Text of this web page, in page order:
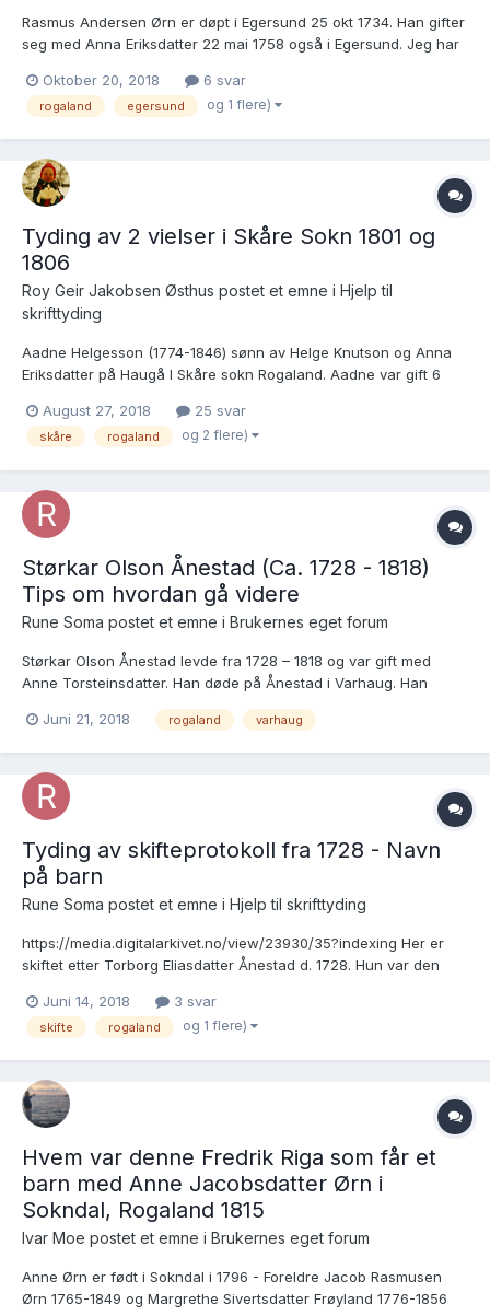
Rasmus Andersen Ørn er døpt i Egersund 25 okt 1734. Han gifter
seg med Anna Eriksdatter 22 mai 1758 også i Egersund. Jeg har
Ingeborg 1763, Jacob 1765. Men hvor kommer Ørn navnet fra,
ett gårdsbruk ? Og hv...
Oktober 20, 2018 6 svar
rogaland egersund og 1 flere)
Tyding av 2 vielser i Skåre Sokn 1801 og
1806
Roy Geir Jakobsen Østhus postet et emne i Hjelp til
skrifttyding
Aadne Helgesson (1774-1846) sønn av Helge Knutson og Anna
Eriksdatter på Haugå I Skåre sokn Rogaland. Aadne var gift 6
veldig vanskelig og lese den kirkeboka for de to vielsene som
mangler Her er kirkeboka for...
August 27, 2018 25 svar
skåre rogaland og 2 flere)
Størkar Olson Ånestad (Ca. 1728 - 1818)
Tips om hvordan gå videre
Rune Soma postet et emne i Brukernes eget forum
Størkar Olson Ånestad levde fra 1728 – 1818 og var gift med
Anne Torsteinsdatter. Han døde på Ånestad i Varhaug. Han
(1768), Torstein (1775) og Guri (1777) Størkar hadde tatt over
Juni 21, 2018 rogaland varhaug
Tyding av skifteprotokoll fra 1728 - Navn
på barn
Rune Soma postet et emne i Hjelp til skrifttyding
https://media.digitalarkivet.no/view/23930/35?indexing Her er
skiftet etter Torborg Eliasdatter Ånestad d. 1728. Hun var den
navn i protokollen. De hadde barna Ingeborg (f. 1720) og Berit (f.
1723). Jeg finner også di...
Juni 14, 2018 3 svar
skifte rogaland og 1 flere)
Hvem var denne Fredrik Riga som får et
barn med Anne Jacobsdatter Ørn i
Sokndal, Rogaland 1815
Ivar Moe postet et emne i Brukernes eget forum
Anne Ørn er født i Sokndal i 1796 - Foreldre Jacob Rasmusen
Ørn 1765-1849 og Margrethe Sivertsdatter Frøyland 1776-1856